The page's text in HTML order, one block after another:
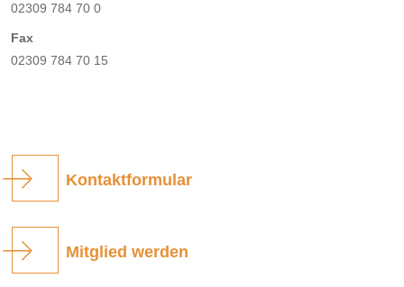
02309 784 70 0
Fax
02309 784 70 15
Kontaktformular
Mitglied werden